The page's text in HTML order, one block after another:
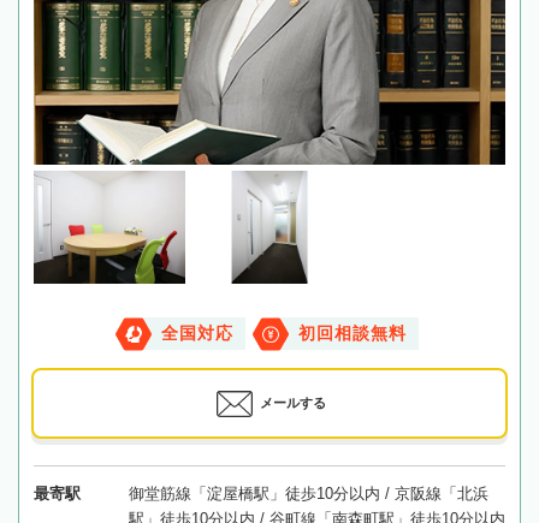
全国対応 初回相談無料
メールする
最寄駅
御堂筋線「淀屋橋駅」徒歩10分以内 / 京阪線「北浜
駅」徒歩10分以内 / 谷町線「南森町駅」徒歩10分以内